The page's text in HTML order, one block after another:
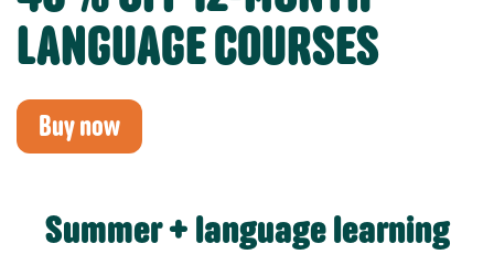
LANGUAGE COURSES
Buy now
Summer + language learning